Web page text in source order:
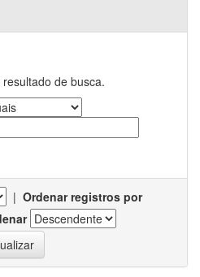
de busca.
| Ordenar registros por